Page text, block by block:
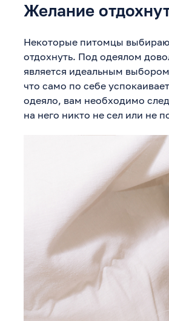
Желание
Некоторые питомцы
отдохнуть. Под одеялом
является идеальным
что само по себе
одеяло, вам необходимо
на него никто не сел или не